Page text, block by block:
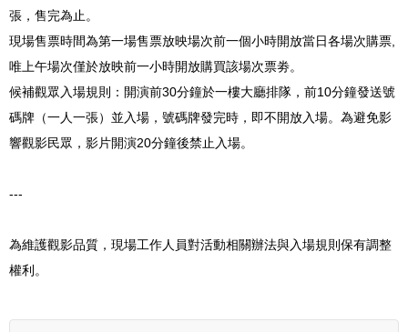
張，售完為止。
現場售票時間為第一場售票放映場次前一個小時開放當日各場次購票,
唯上午場次僅於放映前一小時開放購買該場次票劵。
候補觀眾入場規則：開演前30分鐘於一樓大廳排隊，前10分鐘發送號
碼牌（一人一張）並入場，號碼牌發完時，即不開放入場。為避免影
響觀影民眾，影片開演20分鐘後禁止入場。
---
為維護觀影品質，現場工作人員對活動相關辦法與入場規則保有調整
權利。